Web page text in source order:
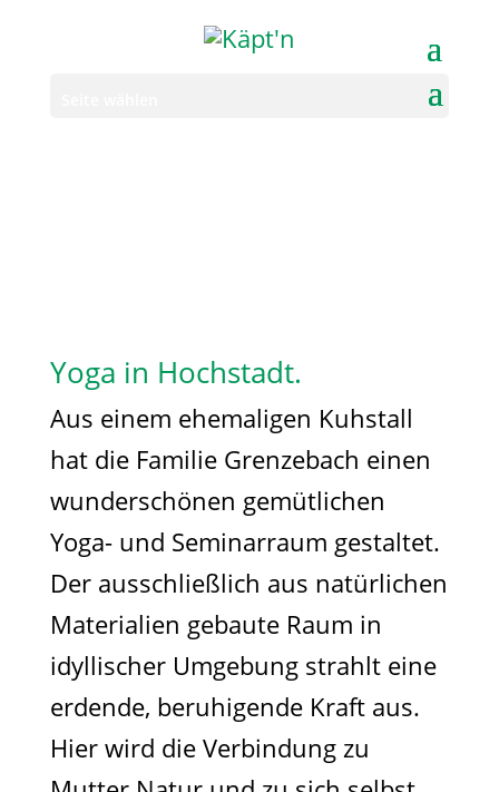
Yoga in Hochstadt.
Aus einem ehemaligen Kuhstall
hat die Familie Grenzebach einen
wunderschönen gemütlichen
Yoga- und Seminarraum gestaltet.
Der ausschließlich aus natürlichen
Materialien gebaute Raum in
idyllischer Umgebung strahlt eine
erdende, beruhigende Kraft aus.
Hier wird die Verbindung zu